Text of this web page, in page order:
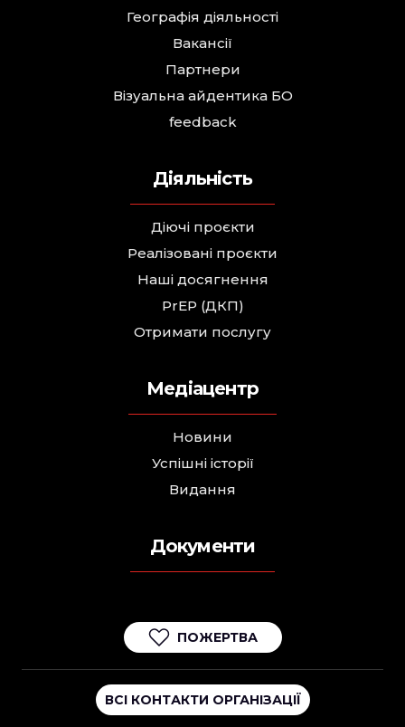
Географія діяльності
Вакансії
Партнери
Візуальна айдентика БО
feedback
Діяльність
Діючі проєкти
Реалізовані проєкти
Наші досягнення
PrEP (ДКП)
Отримати послугу
Медіацентр
Новини
Успішні історії
Видання
Документи
ПОЖЕРТВА
ВСІ КОНТАКТИ ОРГАНІЗАЦІЇ